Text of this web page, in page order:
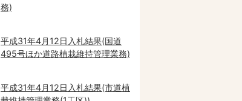
務)
平成31年4月12日入札結果(国道
495号ほか道路植栽維持管理業務)
平成31年4月12日入札結果(市道植